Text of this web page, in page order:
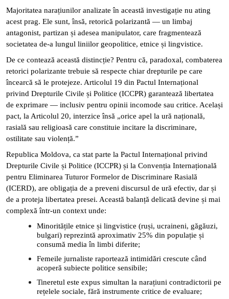
Majoritatea narațiunilor analizate în această investigație nu ating
acest prag. Ele sunt, însă, retorică polarizantă — un limbaj
antagonist, partizan și adesea manipulator, care fragmentează
societatea de-a lungul liniilor geopolitice, etnice și lingvistice.
De ce contează această distincție? Pentru că, paradoxal, combaterea
retorici polarizante trebuie să respecte chiar drepturile pe care
încearcă să le protejeze. Articolul 19 din Pactul Internațional
privind Drepturile Civile și Politice (ICCPR) garantează libertatea
de exprimare — inclusiv pentru opinii incomode sau critice. Același
pact, la Articolul 20, interzice însă „orice apel la ură națională,
rasială sau religioasă care constituie incitare la discriminare,
ostilitate sau violență.”
Republica Moldova, ca stat parte la Pactul Internațional privind
Drepturile Civile și Politice (ICCPR) și la Convenția Internațională
pentru Eliminarea Tuturor Formelor de Discriminare Rasială
(ICERD), are obligația de a preveni discursul de ură efectiv, dar și
de a proteja libertatea presei. Această balanță delicată devine și mai
complexă într-un context unde:
Minoritățile etnice și lingvistice (ruși, ucraineni, găgăuzi,
bulgari) reprezintă aproximativ 25% din populație și
consumă media în limbi diferite;
Femeile jurnaliste raportează intimidări crescute când
acoperă subiecte politice sensibile;
Tineretul este expus simultan la narațiuni contradictorii pe
rețelele sociale, fără instrumente critice de evaluare;